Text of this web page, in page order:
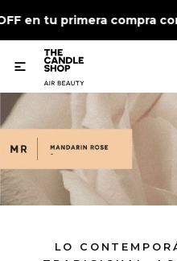
en tu primera compra

LO